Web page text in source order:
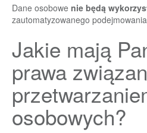
Dane osobowe nie będą
zautomatyzowanego
Jakie mają
prawa
osobowych?